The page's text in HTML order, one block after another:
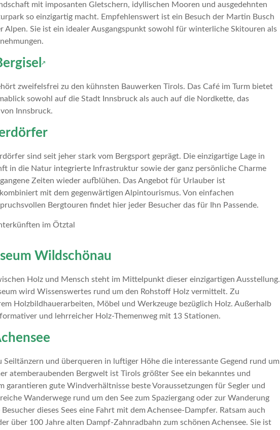
mit imposanten Gletschern, idyllischen Mooren und ausgedehnten
so einzigartig macht. Empfehlenswert ist ein Besuch der Martin Busch
Alpen. Sie ist ein idealer Ausgangspunkt sowohl für winterliche Skitouren als
zweifelsfrei zu den kühnsten Bauwerken Tirols. Das Café im Turm bietet
sowohl auf die Stadt Innsbruck als auch auf die Nordkette, das
Innsbruck.
sind seit jeher stark vom Bergsport geprägt. Die einzigartige Lage in
in die Natur integrierte Infrastruktur sowie der ganz persönliche Charme
Zeiten wieder aufblühen. Das Angebot für Urlauber ist
mit dem gegenwärtigen Alpintourismus. Von einfachen
Bergtouren findet hier jeder Besucher das für Ihn Passende.
Wildschönau
Holz und Mensch steht im Mittelpunkt dieser einzigartigen Ausstellung.
wird Wissenswertes rund um den Rohstoff Holz vermittelt. Zu
Holzbildhauerarbeiten, Möbel und Werkzeuge bezüglich Holz. Außerhalb
und lehrreicher Holz-Themenweg mit 13 Stationen.
Seiltänzern und überqueren in luftiger Höhe die interessante Gegend rund um
atemberaubenden Bergwelt ist Tirols größter See ein bekanntes und
garantieren gute Windverhältnisse beste Voraussetzungen für Segler und
Wanderwege rund um den See zum Spaziergang oder zur Wanderung
dieses Sees eine Fahrt mit dem Achensee-Dampfer. Ratsam auch
über 100 Jahre alten Dampf-Zahnradbahn zum schönen Achensee. Sie ist